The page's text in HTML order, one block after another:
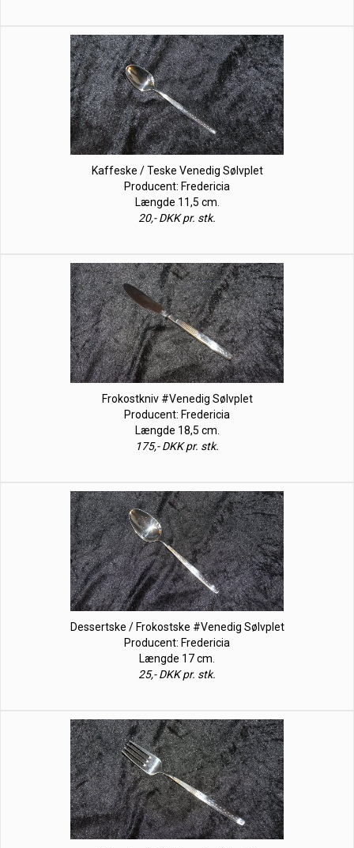
Kaffeske / Teske Venedig Sølvplet
Producent: Fredericia
Længde 11,5 cm.
20,- DKK pr. stk.
Frokostkniv #Venedig Sølvplet
Producent: Fredericia
Længde 18,5 cm.
175,- DKK pr. stk.
Dessertske / Frokostske #Venedig Sølvplet
Producent: Fredericia
Længde 17 cm.
25,- DKK pr. stk.